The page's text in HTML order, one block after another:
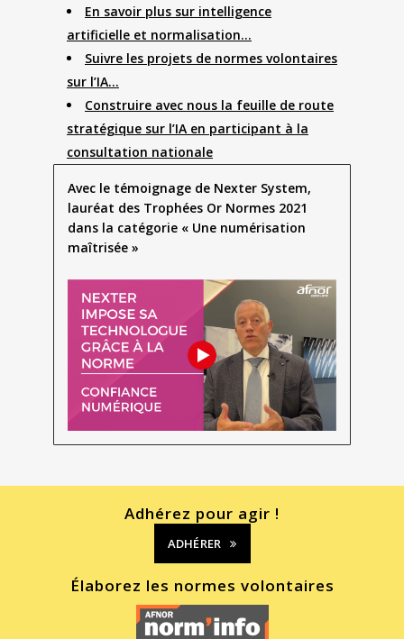
En savoir plus sur intelligence
artificielle et normalisation…
Suivre les projets de normes volontaires
sur l’IA…
Construire avec nous la feuille de route
stratégique sur l’IA en participant à la
consultation nationale
Avec le témoignage de Nexter System,
lauréat des Trophées Or Normes 2021
dans la catégorie « Une numérisation
maîtrisée »
Adhérez pour agir !
ADHÉRER
Élaborez les normes volontaires